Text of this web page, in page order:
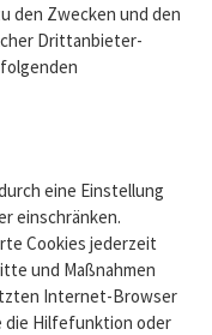
den Zwecken und den
Drittanbieter-
eine Einstellung
einschränken.
Cookies jederzeit
und Maßnahmen
Internet-Browser
die Hilfefunktion oder